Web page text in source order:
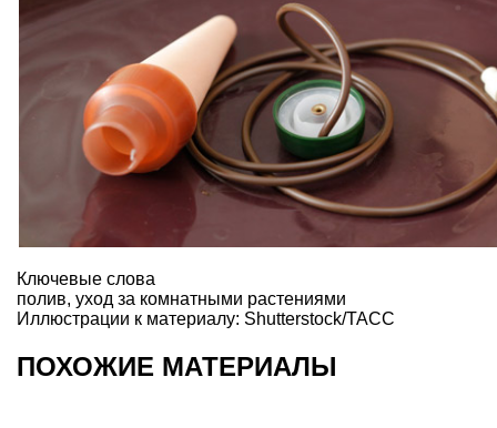
Ключевые слова
полив, уход за комнатными растениями
Иллюстрации к материалу: Shutterstock/ТАСС
ПОХОЖИЕ МАТЕРИАЛЫ